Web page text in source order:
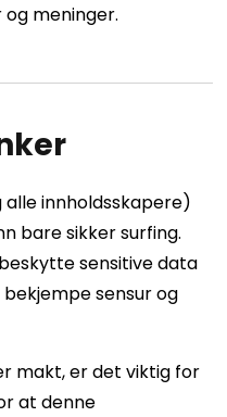
meninger.
innholdsskapere)
bare sikker surfing.
sensitive data
sensur og
makt, er det viktig for
at denne